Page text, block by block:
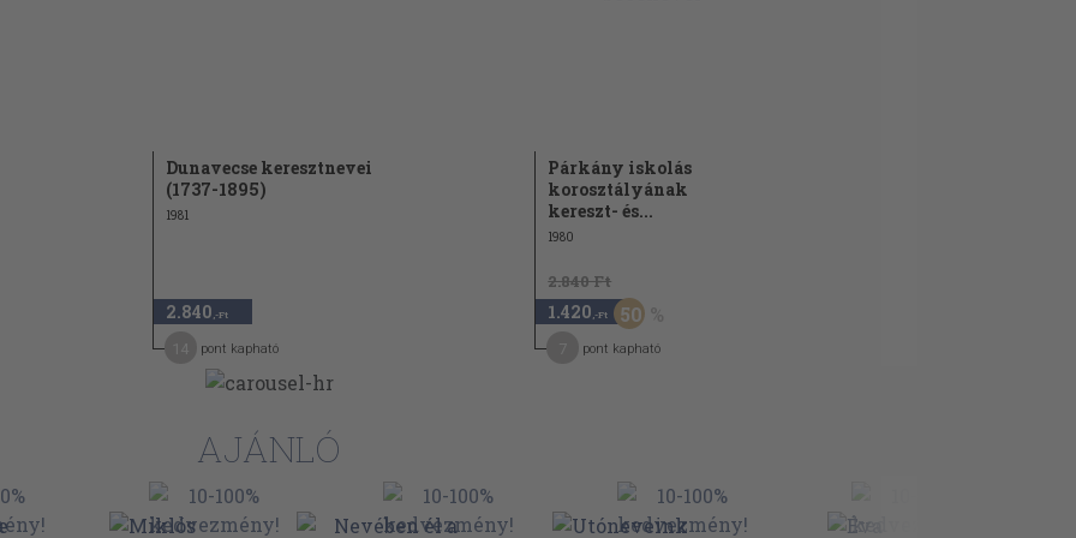
69
75
77
78
Dunavecse keresztnevei
(1737-1895)
1981
2.840 ,-Ft
pont kapható
Párkány iskolás
korosztályának
kereszt- és...
1980
2.840 Ft
1.420 ,-Ft 50
pont kapható
AJÁNLÓ